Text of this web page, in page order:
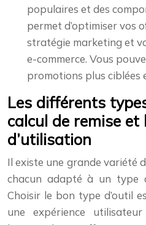
populaires et des
permet d’optimiser vos
stratégie marketing et
e-commerce. Vous
promotions plus ciblées
Les différents
calcul de remise et
d’utilisation
Il existe une grande variété
chacun adapté à un type
Choisir le bon type d’outil
une expérience